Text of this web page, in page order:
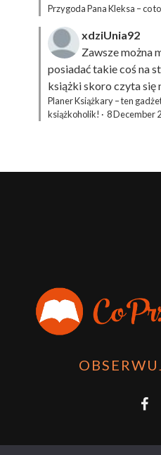
Przygoda Pana Kleksa – co
xdziUnia92
Zawsze można
posiadać takie coś na
książki skoro czyta się
Planer Książkary – ten
książkoholik! · 8 December